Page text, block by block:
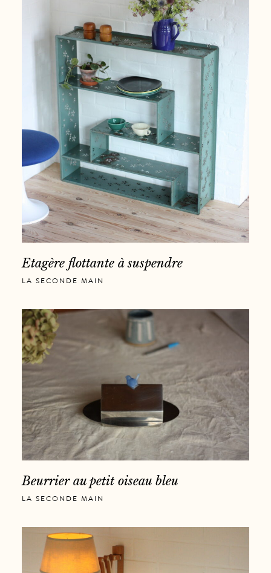
Etagère flottante à suspendre
LA SECONDE MAIN
Beurrier au petit oiseau bleu
LA SECONDE MAIN